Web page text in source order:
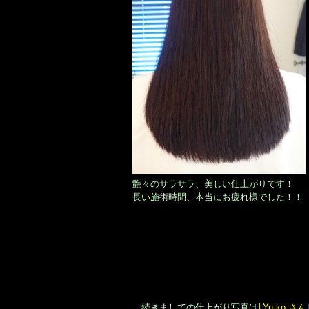
艶々のサラサラ、美しい仕上がりです！
長い施術時間、本当にお疲れ様でした！！